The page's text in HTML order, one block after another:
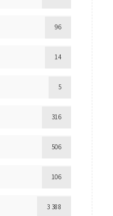
96
14
5
316
506
106
3 388